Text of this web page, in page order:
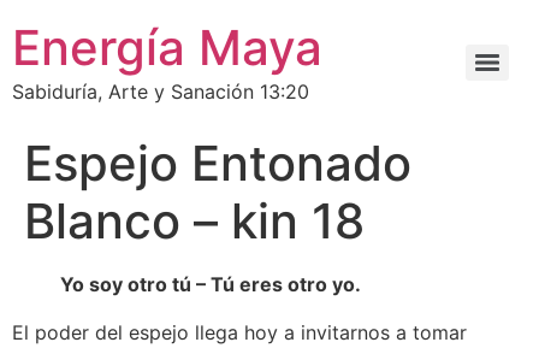
Energía Maya
Sabiduría, Arte y Sanación 13:20
Espejo Entonado
Blanco – kin 18
Yo soy otro tú – Tú eres otro yo.
El poder del espejo llega hoy a invitarnos a tomar